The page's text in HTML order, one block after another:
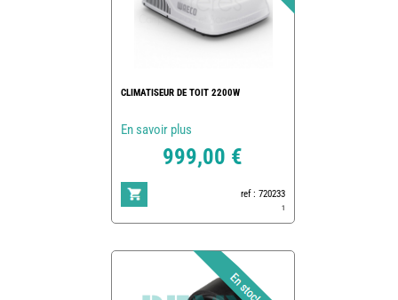
CLIMATISEUR DE TOIT 2200W
En savoir plus
999,00 €
ref : 720233
1